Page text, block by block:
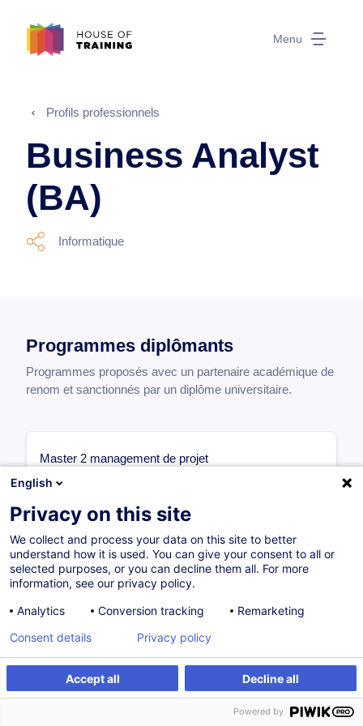
Menu
Profils professionnels
Business Analyst
(BA)
Informatique
Programmes diplômants
Programmes proposés avec un partenaire académique de
renom et sanctionnés par un diplôme universitaire.
Master 2 management de projet
1ère année
6 ECTS
Management Stratégique des Projets
Complexes
6 ECTS
Organisation & Méthodes Projet
6 ECTS
6 ECTS
Finance & Droit des Affaires
6 ECTS
English
Privacy on this site
We collect and process your data on this site to better
understand how it is used. You can give your consent to all or
selected purposes, or you can decline them all. For more
information, see our privacy policy.
Analytics
Conversion tracking Remarketing
Accept all Decline all
Consent details Privacy policy
Powered by